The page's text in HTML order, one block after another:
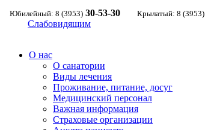
Юбилейный: 8 (3953) 30-53-30 Крылатый: 8 (3953)
Слабовидящим
О нас
О санатории
Виды лечения
Проживание, питание, досуг
Медицинский персонал
Важная информация
Страховые организации